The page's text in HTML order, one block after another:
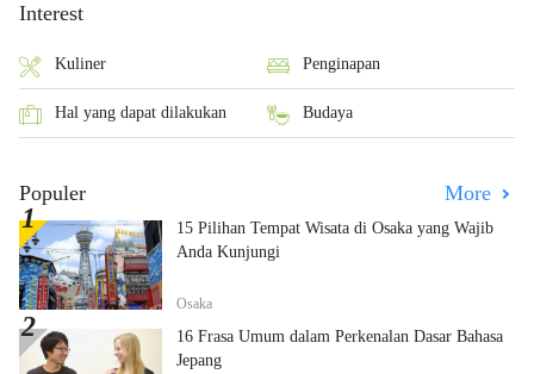
Interest
Kuliner Penginapan
Hal yang dapat dilakukan Budaya
Populer More
15 Pilihan Tempat Wisata di Osaka yang Wajib
Anda Kunjungi
Osaka
16 Frasa Umum dalam Perkenalan Dasar Bahasa
Jepang